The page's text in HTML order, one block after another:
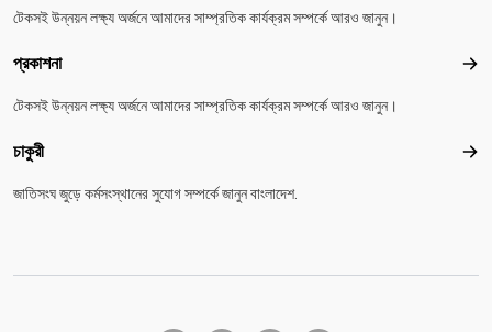
টেকসই উন্নয়ন লক্ষ্য অর্জনে আমাদের সাম্প্রতিক কার্যক্রম সম্পর্কে আরও জানুন।
প্রকাশনা
টেকসই উন্নয়ন লক্ষ্য অর্জনে আমাদের সাম্প্রতিক কার্যক্রম সম্পর্কে আরও জানুন।
চাকুরী চাকুরী
জাতিসংঘ জুড়ে কর্মসংস্থানের সুযোগ সম্পর্কে জানুন বাংলাদেশ.